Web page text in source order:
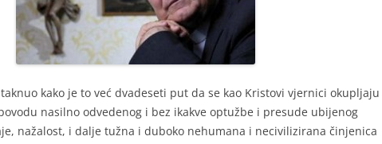
kako je to već dvadeseti put da se kao Kristovi vjernici okupljaju
nasilno odvedenog i bez ikakve optužbe i presude ubijenog
nažalost, i dalje tužna i duboko nehumana i necivilizirana činjenica